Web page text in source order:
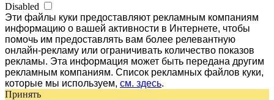
Disabled
Эти файлы куки предоставляют рекламным компаниям
информацию о вашей активности в Интернете, чтобы
помочь им предоставлять вам более релевантную
онлайн-рекламу или ограничивать количество показов
рекламы. Эта информация может быть передана другим
рекламным компаниям. Список рекламных файлов куки,
которые мы используем, см. здесь.
Принять